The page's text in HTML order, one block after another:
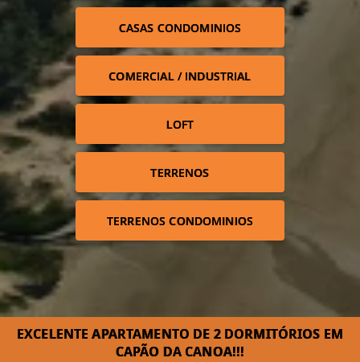
CASAS CONDOMINIOS
COMERCIAL / INDUSTRIAL
LOFT
TERRENOS
TERRENOS CONDOMINIOS
EXCELENTE APARTAMENTO DE 2 DORMITÓRIOS EM
CAPÃO DA CANOA!!!